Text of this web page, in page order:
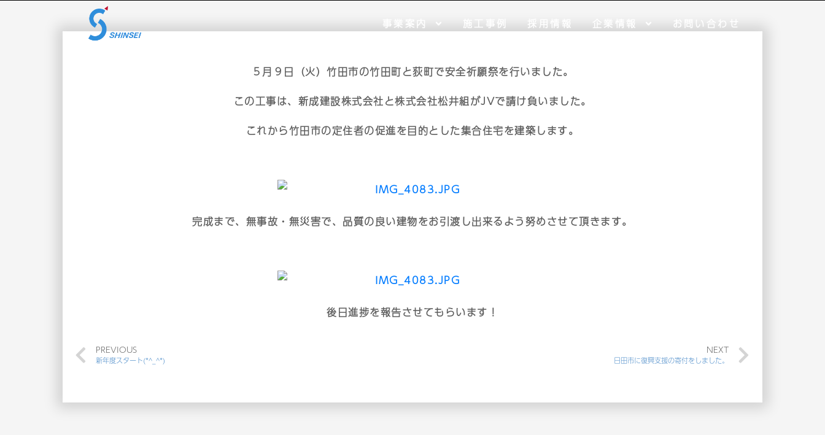
事業案内 施工事例 採用情報 企業情報 お問い合わせ
５月９日（火）竹田市の竹田町と荻町で安全祈願祭を行いました。
この工事は、新成建設株式会社と株式会社松井組がJVで請け負いました。
これから竹田市の定住者の促進を目的とした集合住宅を建築します。
完成まで、無事故・無災害で、品質の良い建物をお引渡し出来るよう努めさせて頂きます。
後日進捗を報告させてもらいます！
PREVIOUS
新年度スタート(*^_^*)
NEXT
日田市に復興支援の寄付をしました。